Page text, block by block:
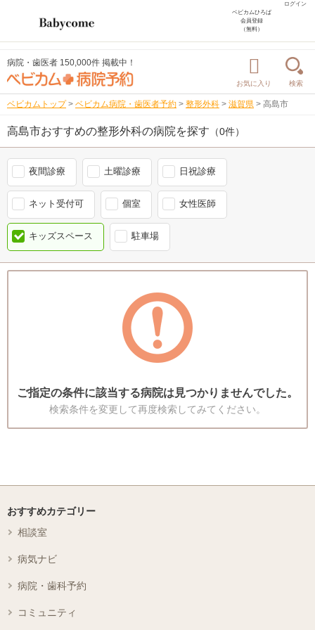
ログイン
ベビカムひろば
会員登録
（無料）
病院・歯医者 150,000件 掲載中！
お気に入り 検索
ベビカムトップ > ベビカム病院・歯医者予約 > 整形外科 > 滋賀県 > 高島市
高島市おすすめの整形外科の病院を探す （0件）
夜間診療 土曜診療 日祝診療
ネット受付可 個室 女性医師
キッズスペース 駐車場
ご指定の条件に該当する病院は見つかりませんでした。
検索条件を変更して再度検索してみてください。
おすすめカテゴリー
相談室
病気ナビ
病院・歯科予約
コミュニティ